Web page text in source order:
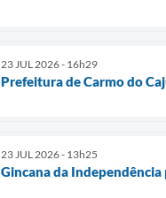
23 JUL 2026 - 16h29
Prefeitura de Carmo do
23 JUL 2026 - 13h25
Gincana da